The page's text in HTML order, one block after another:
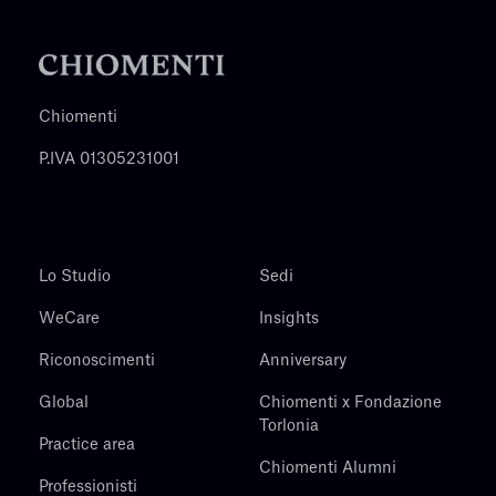
Chiomenti
P.IVA 01305231001
Lo Studio
WeCare
Riconoscimenti
Global
Practice area
Professionisti
Sedi
Insights
Anniversary
Chiomenti x Fondazione
Torlonia
Chiomenti Alumni